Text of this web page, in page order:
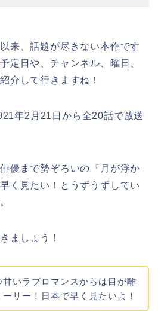
来、話題が尽きない本作です
定日や、チャンネル、曜日、
介して行きますね！
年2月21日から全20話で放送
優まで勢ぞろいの『月が浮か
く見たい！とうずうずしてい
ましょう！
甘いラブロマンスからは目が離
リー！日本で早く見たいよ！